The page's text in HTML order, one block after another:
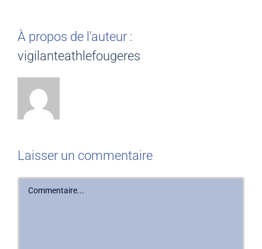
À propos de l'auteur :
vigilanteathlefougeres
Laisser un commentaire
Commentaire